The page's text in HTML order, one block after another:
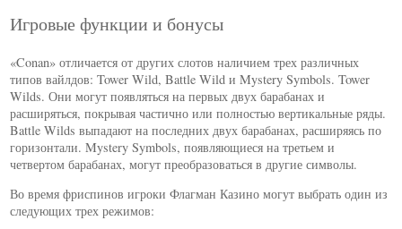
Игровые функции и бонусы
«Conan» отличается от других слотов наличием трех различных
типов вайлдов: Tower Wild, Battle Wild и Mystery Symbols. Tower
Wilds. Они могут появляться на первых двух барабанах и
расширяться, покрывая частично или полностью вертикальные ряды.
Battle Wilds выпадают на последних двух барабанах, расширяясь по
горизонтали. Mystery Symbols, появляющиеся на третьем и
четвертом барабанах, могут преобразоваться в другие символы.
Во время фриспинов игроки Флагман Казино могут выбрать один из
следующих трех режимов: